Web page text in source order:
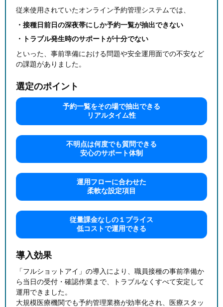
従来使用されていたオンライン予約管理システムでは、
・接種日前日の深夜帯にしか予約一覧が抽出できない
・トラブル発生時のサポートが十分でない
といった、事前準備における問題や安全運用面での不安など
の課題がありました。
選定のポイント
予約一覧をその場で抽出できる
リアルタイム性
不明点は何度でも質問できる
安心のサポート体制
運用フローに合わせた
柔軟な設定項目
従量課金なしの１プライス
低コストで運用できる
導入効果
「フルショットアイ」の導入により、職員接種の事前準備か
ら当日の受付・確認作業まで、トラブルなくすべて安定して
運用できました。
大規模医療機関でも予約管理業務が効率化され、医療スタッ